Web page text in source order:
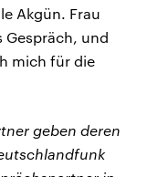
Akgün. Frau
Gespräch, und
mich für die
geben deren